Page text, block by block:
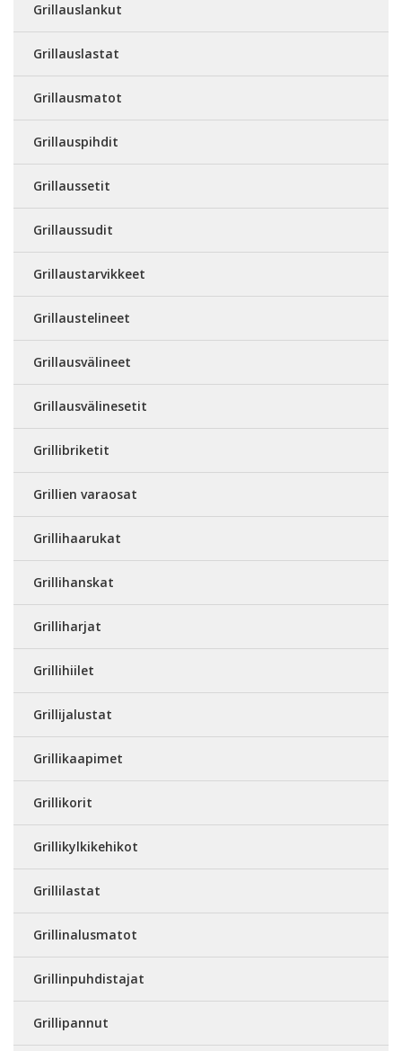
Grillauslankut
Grillauslastat
Grillausmatot
Grillauspihdit
Grillaussetit
Grillaussudit
Grillaustarvikkeet
Grillaustelineet
Grillausvälineet
Grillausvälinesetit
Grillibriketit
Grillien varaosat
Grillihaarukat
Grillihanskat
Grilliharjat
Grillihiilet
Grillijalustat
Grillikaapimet
Grillikorit
Grillikylkikehikot
Grillilastat
Grillinalusmatot
Grillinpuhdistajat
Grillipannut